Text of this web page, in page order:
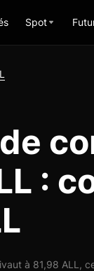
Spot
:
à 81,98 ALL,